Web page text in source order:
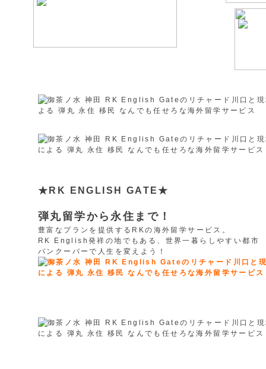
★RK ENGLISH GATE★
弾丸留学から永住まで！
豊富なプランを提供するRKの海外留学サービス。
RK English発祥の地でもある、世界一暮らしやすい都市
バンクーバーで人生を変えよう！